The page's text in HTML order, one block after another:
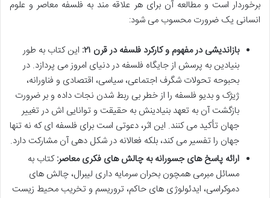
برخوردار است و مطالعه آن برای هر علاقه مند به فلسفه معاصر و علوم
انسانی یک ضرورت محسوب می شود:
بازاندیشی در مفهوم و کارکرد فلسفه در قرن ۲۱:
این کتاب به طور
بنیادین به پرسش از جایگاه فلسفه در دنیای امروز می پردازد. در
بحبوحه تحولات شگرف اجتماعی، سیاسی، اقتصادی و فناورانه،
ژیژک و بدیو فلسفه را از خطر بی ربط شدن نجات داده و بر ضرورت
بازگشت آن به تعهد بنیادینش به حقیقت و توانایی اش در تغییر
جهان تأکید می کنند. این اثر، دعوتی است برای فلسفه ای که نه تنها
جهان را تفسیر می کند، بلکه فعالانه در شکل دهی آن مشارکت دارد.
ارائه پاسخ های جسورانه به چالش های فکری معاصر:کتاب به
مسائل مبرمی همچون بحران سرمایه داری لیبرال، چالش های
دموکراسی، ایدئولوژی های حاکم، تروریسم و تخریب محیط زیست